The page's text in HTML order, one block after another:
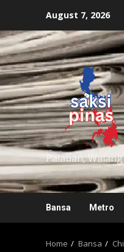
content
August 7, 2026
Palaban,
Bansa Metro
Home Bansa